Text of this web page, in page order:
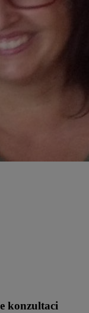
konzultaci